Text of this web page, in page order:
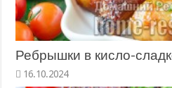
Ребрышки в кисло-
16.10.2024